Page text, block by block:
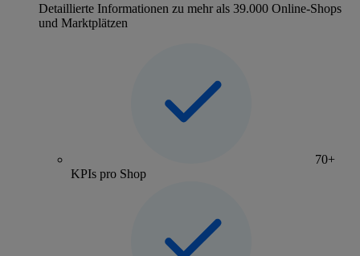
Detaillierte Informationen zu mehr als 39.000 Online-Shops
und Marktplätzen
70+
KPIs pro Shop